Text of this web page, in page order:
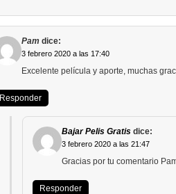
Pam dice:
3 febrero 2020 a las 17:40
Excelente película y aporte, muchas
Responder
Bajar Pelis Gratis dice:
3 febrero 2020 a las 21:47
Gracias por tu comentario
Responder